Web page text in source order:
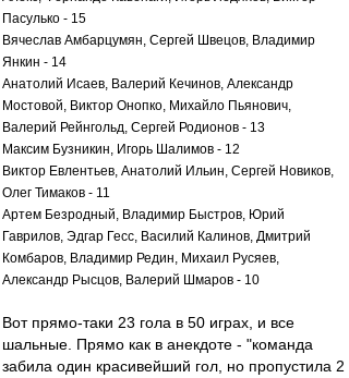
Пасулько - 15
Вячеслав Амбарцумян, Сергей Швецов, Владимир
Янкин - 14
Анатолий Исаев, Валерий Кечинов, Александр
Мостовой, Виктор Онопко, Михайло Пьянович,
Валерий Рейнгольд, Сергей Родионов - 13
Максим Бузникин, Игорь Шалимов - 12
Виктор Евлентьев, Анатолий Ильин, Сергей Новиков,
Олег Тимаков - 11
Артем Безродный, Владимир Быстров, Юрий
Гаврилов, Эдгар Гесс, Василий Калинов, Дмитрий
Комбаров, Владимир Редин, Михаил Русяев,
Александр Рысцов, Валерий Шмаров - 10
Вот прямо-таки 23 гола в 50 играх, и все
шальные. Прямо как в анекдоте - "команда
забила один красивейший гол, но пропустила 2